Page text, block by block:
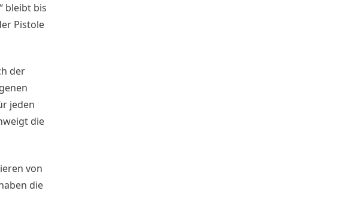
bleibt bis
Pistole
der
jeden
die
von
die